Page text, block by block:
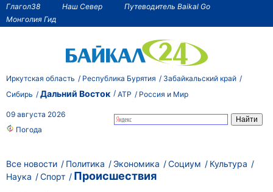
Глагол38 Наш Север
Путеводитель Baikal Go
Монголия Гид
Иркутская область Республика Бурятия
Забайкальский край
Сибирь
Дальний Восток АТР Россия и Мир
09 августа 2026
Погода
Все новости Политика Экономика Социум
Культура
Наука
Спорт
Происшествия